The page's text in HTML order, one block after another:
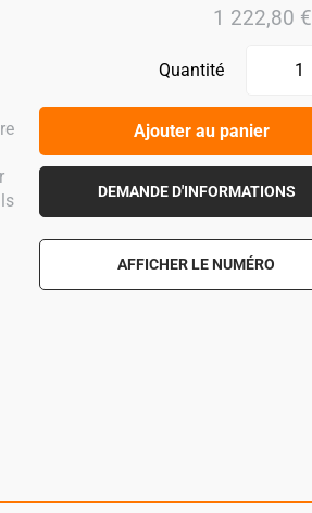
1 222,80 €
Quantité
Ajouter au panier
DEMANDE D'INFORMATIONS
AFFICHER LE NUMÉRO